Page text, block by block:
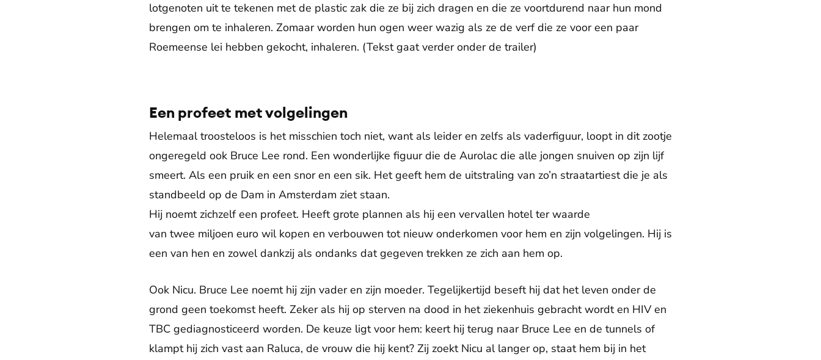
lotgenoten uit te tekenen met de plastic zak die ze bij zich dragen en die ze voortdurend naar hun mond
brengen om te inhaleren. Zomaar worden hun ogen weer wazig als ze de verf die ze voor een paar
Roemeense lei hebben gekocht, inhaleren. (Tekst gaat verder onder de trailer)
De weergave van deze video vereist jouw toestemming voor
Een profeet met volgelingen
Helemaal troosteloos is het misschien toch niet, want als leider en zelfs als vaderfiguur, loopt in dit zootje
ongeregeld ook Bruce Lee rond. Een wonderlijke figuur die de Aurolac die alle jongen snuiven op zijn lijf
smeert. Als een pruik en een snor en een sik. Het geeft hem de uitstraling van zo’n straatartiest die je als
standbeeld op de Dam in Amsterdam ziet staan.
Hij noemt zichzelf een profeet. Heeft grote plannen als hij een vervallen hotel ter waarde
van twee miljoen euro wil kopen en verbouwen tot nieuw onderkomen voor hem en zijn volgelingen. Hij is
een van hen en zowel dankzij als ondanks dat gegeven trekken ze zich aan hem op.
Ook Nicu. Bruce Lee noemt hij zijn vader en zijn moeder. Tegelijkertijd beseft hij dat het leven onder de
grond geen toekomst heeft. Zeker als hij op sterven na dood in het ziekenhuis gebracht wordt en HIV en
TBC gediagnosticeerd worden. De keuze ligt voor hem: keert hij terug naar Bruce Lee en de tunnels of
klampt hij zich vast aan Raluca, de vrouw die hij kent? Zij zoekt Nicu al langer op, staat hem bij in het